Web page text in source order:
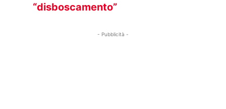
“disboscamento”
- Pubblicità -